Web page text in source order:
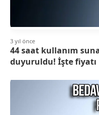
3 yıl önce
44 saat kullanım
duyuruldu! İşte fiyatı